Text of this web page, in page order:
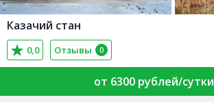
Казачий стан
0,0 Отзывы 0
от 6300 рублей/сутки